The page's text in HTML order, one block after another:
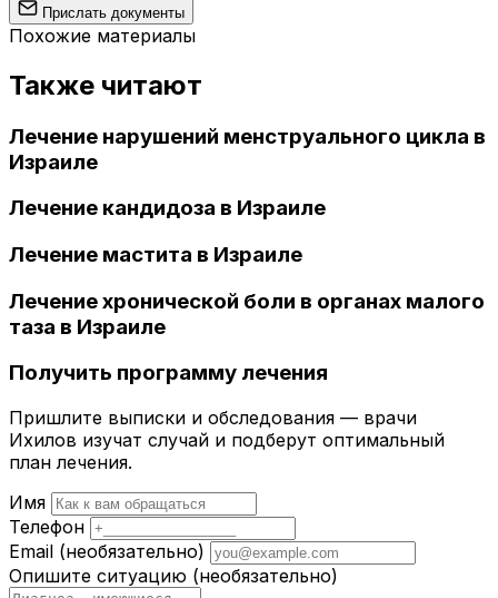
Прислать документы
Похожие материалы
Также читают
Лечение нарушений менструального цикла в
Израиле
Лечение кандидоза в Израиле
Лечение мастита в Израиле
Лечение хронической боли в органах малого
таза в Израиле
Получить программу лечения
Пришлите выписки и обследования — врачи
Ихилов изучат случай и подберут оптимальный
план лечения.
Имя
Телефон
Email (необязательно)
Опишите ситуацию (необязательно)